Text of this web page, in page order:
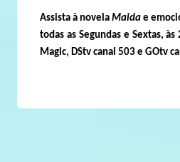
Assista à novela Maida e
todas as Segundas e Sextas,
Magic, DStv canal 503 e GOtv